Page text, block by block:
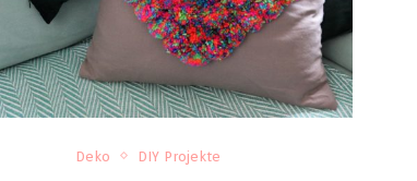
Deko DIY Projekte